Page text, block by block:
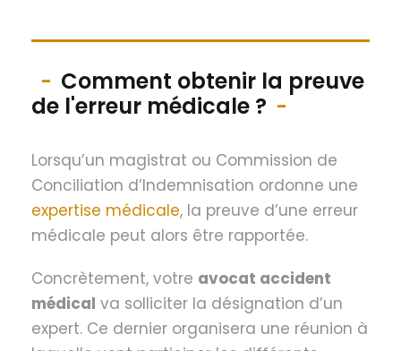
Comment obtenir la preuve
de l'erreur médicale ?
Lorsqu’un magistrat ou Commission de
Conciliation d’Indemnisation ordonne une
expertise médicale, la preuve d’une erreur
médicale peut alors être rapportée.
Concrètement, votre avocat accident
médical va solliciter la désignation d’un
expert. Ce dernier organisera une réunion à